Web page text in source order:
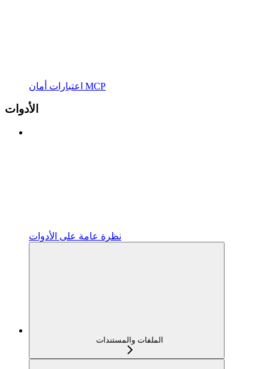
اعتبارات أمان MCP
الأدوات
نظرة عامة على الأدوات
الملفات والمستندات